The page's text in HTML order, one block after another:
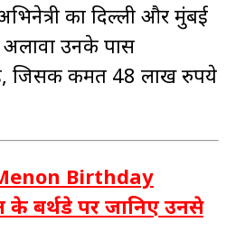
का दिल्ली और मुंबई
उनके पास
जिसकी कीमत 48 लाख रुपये
Birthday
के बर्थडे पर जानिए उनसे